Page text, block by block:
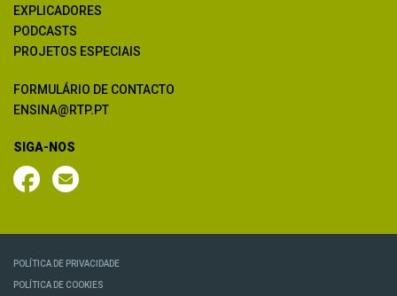
EXPLICADORES
PODCASTS
PROJETOS ESPECIAIS
FORMULÁRIO DE CONTACTO
ENSINA@RTP.PT
SIGA-NOS
POLÍTICA DE PRIVACIDADE
POLÍTICA DE COOKIES